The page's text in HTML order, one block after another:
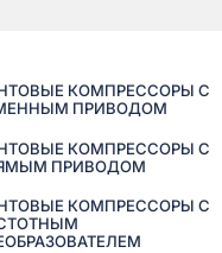
КОМПРЕССОРЫ С
ПРИВОДОМ
КОМПРЕССОРЫ С
ПРИВОДОМ
КОМПРЕССОРЫ С